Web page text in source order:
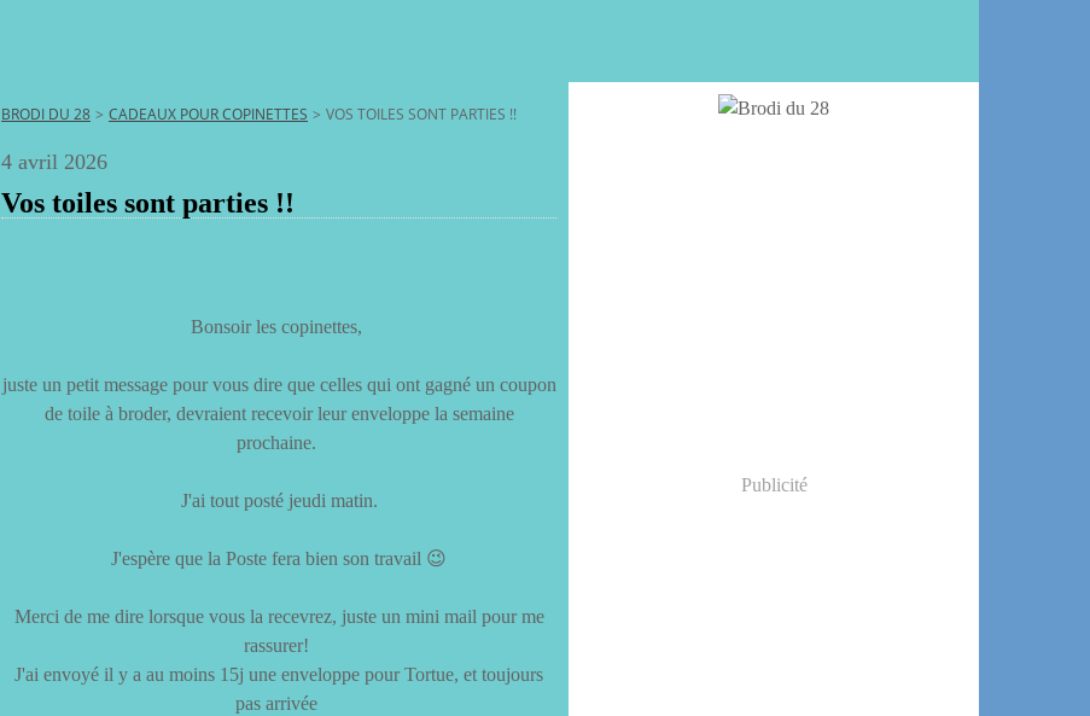
BRODI DU 28 > CADEAUX POUR COPINETTES > VOS TOILES SONT PARTIES !!
4 avril 2026
Vos toiles sont parties !!
Bonsoir les copinettes,
juste un petit message pour vous dire que celles qui ont gagné un coupon
de toile à broder, devraient recevoir leur enveloppe la semaine
prochaine.
J'ai tout posté jeudi matin.
J'espère que la Poste fera bien son travail 😉
Merci de me dire lorsque vous la recevrez, juste un mini mail pour me
rassurer!
J'ai envoyé il y a au moins 15j une enveloppe pour Tortue, et toujours
pas arrivée
Publicité